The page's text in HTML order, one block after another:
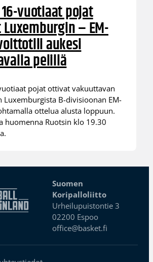
vuotiaat pojat
– EM-
aukesi
pelillä
pojat ottivat vakuuttavan
Luxemburgista B-divisioonan EM-
ottelua alusta loppuun.
huomenna Ruotsin klo 19.30
Suomen
Koripalloliitto
Urheilupuistontie 3
02200 Espoo
office@basket.fi